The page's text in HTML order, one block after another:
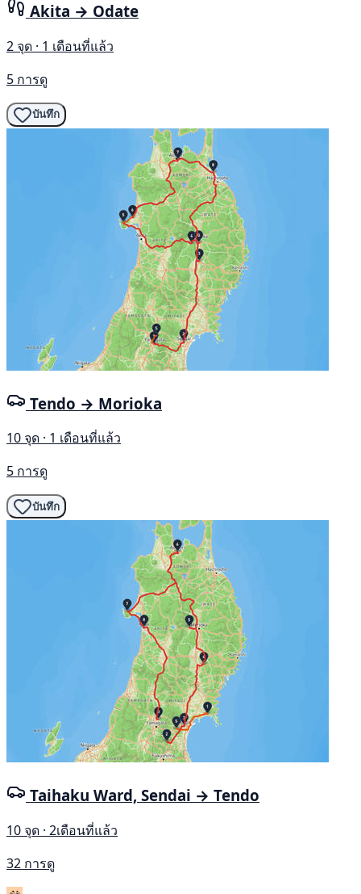
Akita → Odate
2 จุด · 1 เดือนที่แล้ว
5 การดู
บันทึก
Tendo → Morioka
10 จุด · 1 เดือนที่แล้ว
5 การดู
บันทึก
Taihaku Ward, Sendai → Tendo
10 จุด · 2เดือนที่แล้ว
32 การดู